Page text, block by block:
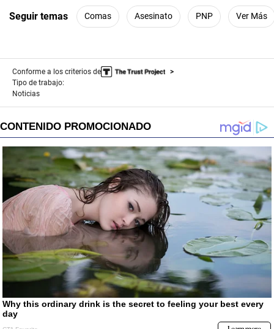
Seguir temas Comas Asesinato PNP Ver Más
Conforme a los criterios de
Tipo de trabajo:
Noticias